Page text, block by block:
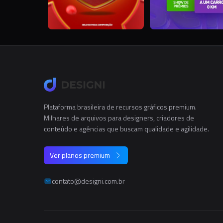
Plataforma brasileira de recursos gráficos premium.
Milhares de arquivos para designers, criadores de
conteúdo e agências que buscam qualidade e agilidade.
Ver planos premium
contato@designi.com.br